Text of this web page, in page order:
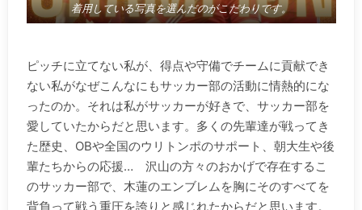
着用している写真を選んだのがこだわりです。
ピッチに立てない私が、得点や守備でチームに貢献でき
ない私がなぜこんなにもサッカー部の活動に情熱的にな
ったのか。それは私がサッカーが好きで、サッカー部を
愛していたからだと思います。多くの先輩達が戦ってき
た歴史、OBや全国のウリトンポのサポート、朝大生や後
輩たちからの応援… 沢山の方々のおかげで存在するこ
のサッカー部で、木蓮のエンブレムを胸にそのすべてを
背負って戦う重圧を誇りと感じれたからだと思います。